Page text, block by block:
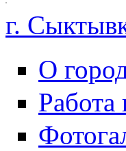
г.
О